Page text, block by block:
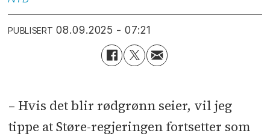
PUBLISERT 08.09.2025 - 07:21
– Hvis det blir rødgrønn seier, vil jeg
tippe at Støre-regjeringen fortsetter som